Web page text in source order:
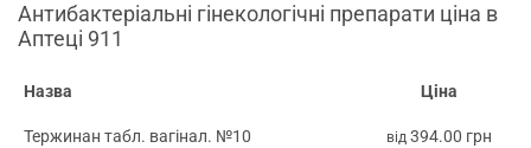
Антибактеріальні гінекологічні препарати ціна в
Аптеці 911
Назва Ціна
Тержинан табл. вагінал. №10 від 394.00 грн